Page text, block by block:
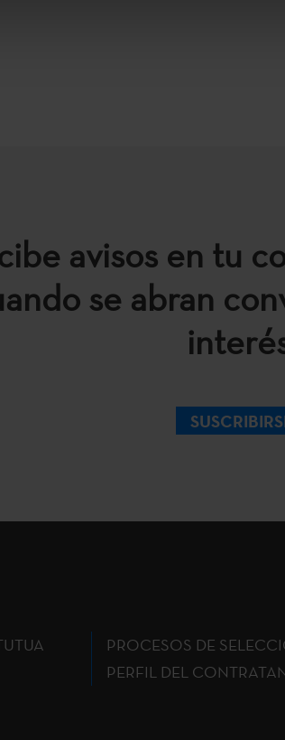
avisos en tu
se abran
PROCESOS DE
PERFIL DEL